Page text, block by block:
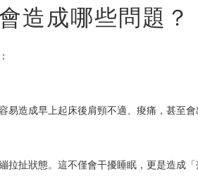
造成哪些問題？
造成早上起床後肩頸不適、痠痛，甚至會
扯狀態。這不僅會干擾睡眠，更是造成「